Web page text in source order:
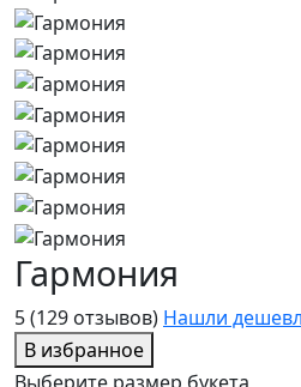
5(129 отзывов) Нашли
В избранное
Гармония